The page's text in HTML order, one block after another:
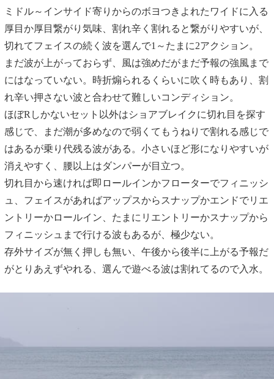
ミドル～インサイド寄りからのボヨつきよれたワイドに入る
厚目か厚目繋がり気味、割れ辛く割れると繋がりやすいが、
切れてフェイスの続く波を選んで1～たまに2アクション。
まだ波が上がっておらず、風は強めだがまだ予報の強風まで
にはなっていない。時折煽られるくらいに吹く時もあり、割
れ辛い押さない波と合わせて難しいコンディション。
ほぼRしかないセット以外はショアブレイクに切れ目を探す
感じで、まだ潮が多めなので弱くてもうねりで割れる感じで
はあるが乗り代残る波がある。小さいほど形になりやすいが
消えやすく、腰以上はダンパーが目立つ。
切れ目から速ければ即ロールインかフローターでフィニッシ
ュ、フェイスがあればアップスからスナップかエンドでリエ
ントリーかロールイン、たまにリエントリーかスナップから
フィニッシュまで行ける波もあるが、極少ない。
存外サイズが無く押しも無い、午後から後半に上がる予報だ
がとりあえずやれる、選んで遊べる波は割れてるので入水。